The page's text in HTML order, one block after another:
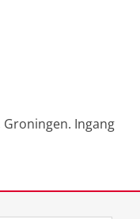
Ingang